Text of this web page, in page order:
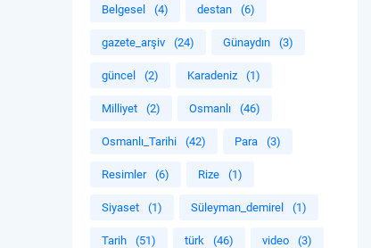
Belgesel (4) destan (6)
gazete_arşiv (24) Günaydın (3)
güncel (2) Karadeniz (1)
Milliyet (2) Osmanlı (46)
Osmanlı_Tarihi (42) Para (3)
Resimler (6) Rize (1)
Siyaset (1) Süleyman_demirel (1)
Tarih (51) türk (46) video (3)